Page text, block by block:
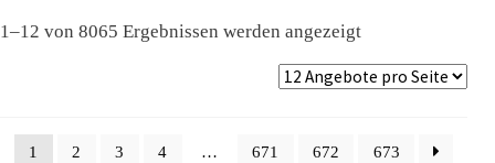
1–12 von 8065 Ergebnissen werden angezeigtNach
sortiert:
1 2 3 4 … 671 672 673